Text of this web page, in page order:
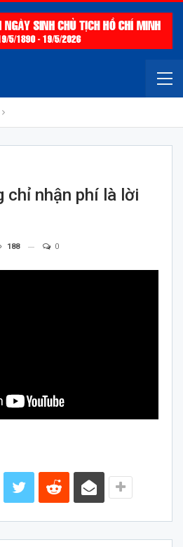
chỉ nhận phí là lời
188 0